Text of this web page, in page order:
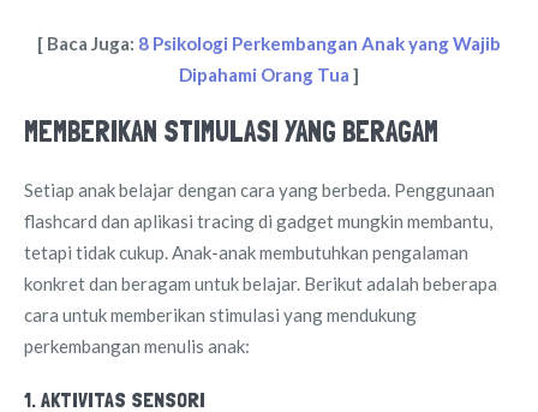
[ Baca Juga: 8 Psikologi Perkembangan Anak yang Wajib
Dipahami Orang Tua ]
MEMBERIKAN STIMULASI YANG BERAGAM
Setiap anak belajar dengan cara yang berbeda. Penggunaan
flashcard dan aplikasi tracing di gadget mungkin membantu,
tetapi tidak cukup. Anak-anak membutuhkan pengalaman
konkret dan beragam untuk belajar. Berikut adalah beberapa
cara untuk memberikan stimulasi yang mendukung
perkembangan menulis anak:
1. AKTIVITAS SENSORI